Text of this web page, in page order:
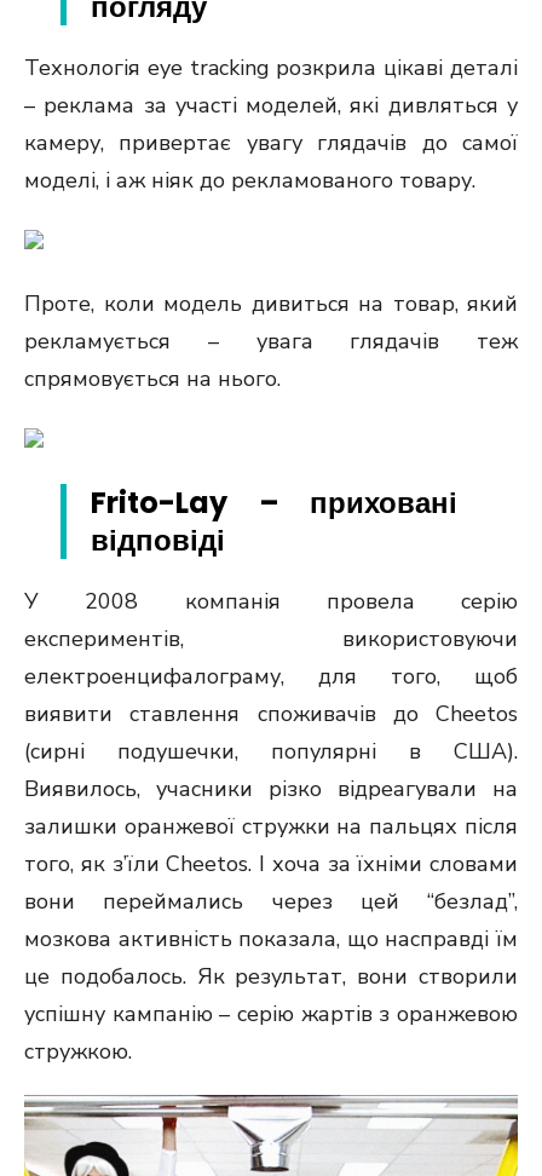
Технологія eye tracking розкрила цікаві деталі
– реклама за участі моделей, які дивляться у
камеру, привертає увагу глядачів до самої
моделі, і аж ніяк до рекламованого товару.
Проте, коли модель дивиться на товар, який
рекламується – увага глядачів теж
спрямовується на нього.
Frito-Lay – приховані
відповіді
У 2008 компанія провела серію
експериментів, використовуючи
електроенцифалограму, для того, щоб
виявити ставлення споживачів до Cheetos
(сирні подушечки, популярні в США).
Виявилось, учасники різко відреагували на
залишки оранжевої стружки на пальцях після
того, як з’їли Cheetos. І хоча за їхніми словами
вони переймались через цей “безлад”,
мозкова активність показала, що насправді їм
це подобалось. Як результат, вони створили
успішну кампанію – серію жартів з оранжевою
стружкою.